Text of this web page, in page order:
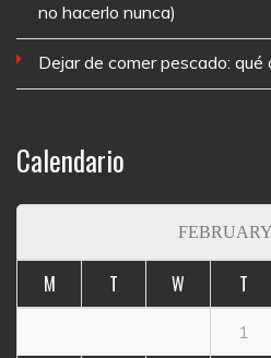
no hacerlo nunca)
Dejar de comer pescado: qué
Calendario
M T W T
1